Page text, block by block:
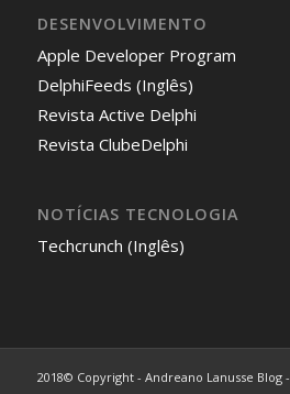
DESENVOLVIMENTO
Apple Developer Program
DelphiFeeds (Inglês)
Revista Active Delphi
Revista ClubeDelphi
NOTÍCIAS TECNOLOGIA
Techcrunch (Inglês)
2018© Copyright - Andreano Lanusse Blog -